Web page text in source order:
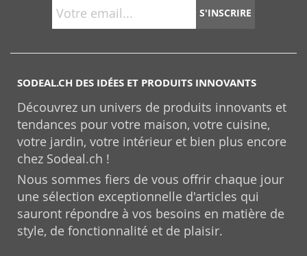
S'INSCRIRE
SODEAL.CH DES IDÉES ET PRODUITS INNOVANTS
Découvrez un univers de produits innovants et
tendances pour votre maison, votre cuisine,
votre jardin, votre intérieur et bien plus encore
chez Sodeal.ch !
Nous sommes fiers de vous offrir chaque jour
une sélection exceptionnelle d'articles qui
sauront répondre à vos besoins en matière de
style, de fonctionnalité et de plaisir.